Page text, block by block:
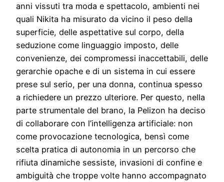
anni vissuti tra moda e spettacolo, ambienti nei
quali Nikita ha misurato da vicino il peso della
superficie, delle aspettative sul corpo, della
seduzione come linguaggio imposto, delle
convenienze, dei compromessi inaccettabili, delle
gerarchie opache e di un sistema in cui essere
prese sul serio, per una donna, continua spesso
a richiedere un prezzo ulteriore. Per questo, nella
parte strumentale del brano, la Pelizon ha deciso
di collaborare con l’intelligenza artificiale: non
come provocazione tecnologica, bensì come
scelta pratica di autonomia in un percorso che
rifiuta dinamiche sessiste, invasioni di confine e
ambiguità che troppe volte hanno accompagnato